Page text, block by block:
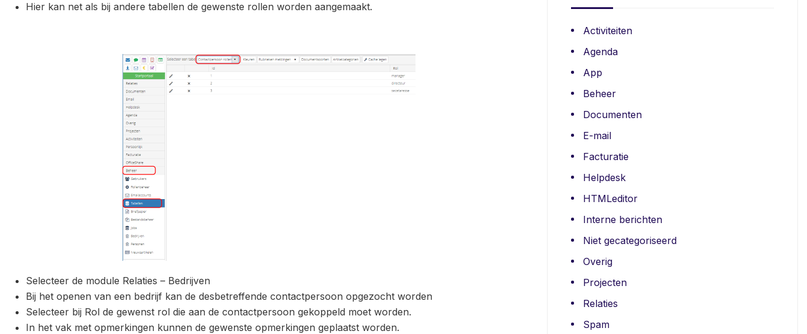
Hier kan net als bij andere tabellen de gewenste rollen worden aangemaakt.
Selecteer de module Relaties – Bedrijven
Bij het openen van een bedrijf kan de desbetreffende contactpersoon opgezocht worden
Selecteer bij Rol de gewenst rol die aan de contactpersoon gekoppeld moet worden.
In het vak met opmerkingen kunnen de gewenste opmerkingen geplaatst worden.
Activiteiten
Agenda
App
Beheer
Documenten
E-mail
Facturatie
Helpdesk
HTMLeditor
Interne berichten
Niet gecategoriseerd
Overig
Projecten
Relaties
Spam